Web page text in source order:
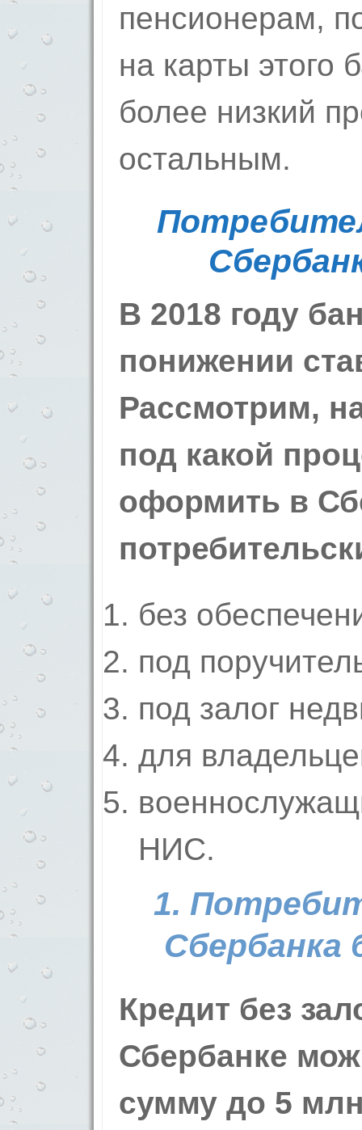
пенсионерам,
на карты этого
более низкий
остальным.
В 2018 году
понижении
Рассмотрим,
под какой
оформить в
без
под
под залог
для
НИС.
1.
Сбербанка
Кредит без
Сбербанке
сумму до 5